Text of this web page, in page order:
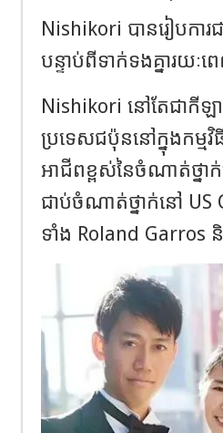
Nishikori បានរៀបការ
បន្ទាប់ពីទាក់ទងគ្នារយៈព
Nishikori នៅតែជាកី
ប្រទេសជប៉ុននៅក្នុងកម្
អាជីពខ្ពស់នៃចំណាត់ថ្ន
ជាប់ចំណាត់ថ្នាក់នៅ US
ទាំង Roland Garros